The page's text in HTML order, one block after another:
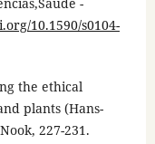
10.1590/s0104-
the ethical
plants (Hans-
227-231.